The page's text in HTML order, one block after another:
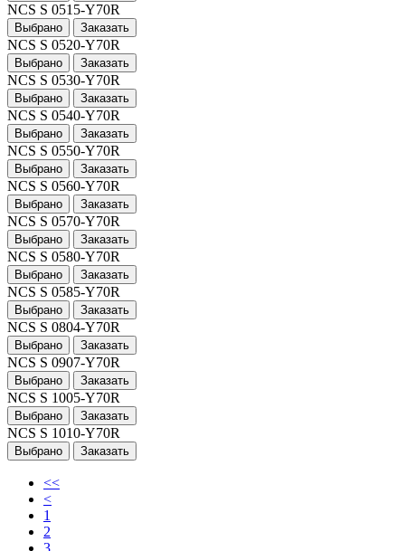
NCS S 0515-Y70R
Выбрано Заказать
NCS S 0520-Y70R
Выбрано Заказать
NCS S 0530-Y70R
Выбрано Заказать
NCS S 0540-Y70R
Выбрано Заказать
NCS S 0550-Y70R
Выбрано Заказать
NCS S 0560-Y70R
Выбрано Заказать
NCS S 0570-Y70R
Выбрано Заказать
NCS S 0580-Y70R
Выбрано Заказать
NCS S 0585-Y70R
Выбрано Заказать
NCS S 0804-Y70R
Выбрано Заказать
NCS S 0907-Y70R
Выбрано Заказать
NCS S 1005-Y70R
Выбрано Заказать
NCS S 1010-Y70R
Выбрано Заказать
<<
<
1
2
3